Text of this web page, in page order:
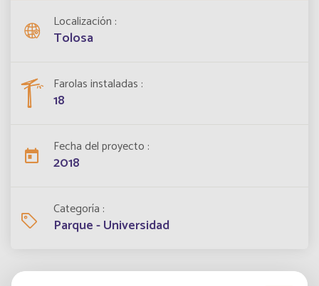
Localización
Tolosa
Farolas instaladas
18
Fecha del proyecto
2018
Categoría
Parque - Universidad